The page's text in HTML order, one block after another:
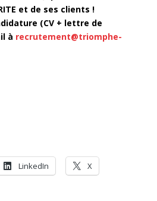
et de ses clients !
(CV + lettre de
à recrutement@triomphe-
LinkedIn X